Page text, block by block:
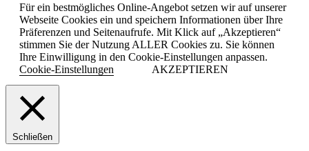
Für ein bestmögliches Online-Angebot setzen wir auf unserer
Webseite Cookies ein und speichern Informationen über Ihre
Präferenzen und Seitenaufrufe. Mit Klick auf „Akzeptieren“
stimmen Sie der Nutzung ALLER Cookies zu. Sie können
Ihre Einwilligung in den Cookie-Einstellungen anpassen.
Cookie-Einstellungen
AKZEPTIEREN
Schließen